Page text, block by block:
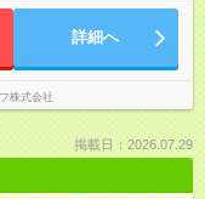
詳細へ
株式会社
掲載日：2026.07.29